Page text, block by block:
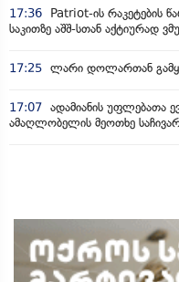
17:36
Patriot-ის რაკეტების
საკითზე აშშ-სთან აქტიურად
17:25 ლარი დოლართან
17:07 ადამიანის უფლებათა
ამაღლობელის მეოთხე